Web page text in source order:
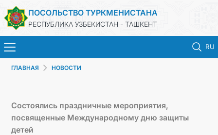
ПОСОЛЬСТВО ТУРКМЕНИСТАНА
РЕСПУБЛИКА УЗБЕКИСТАН - ТАШКЕНТ
RU
ТУРКМЕНИСТАН
ГЛАВНАЯ НОВОСТИ
Состоялись праздничные мероприятия,
посвященные Международному дню защиты
детей